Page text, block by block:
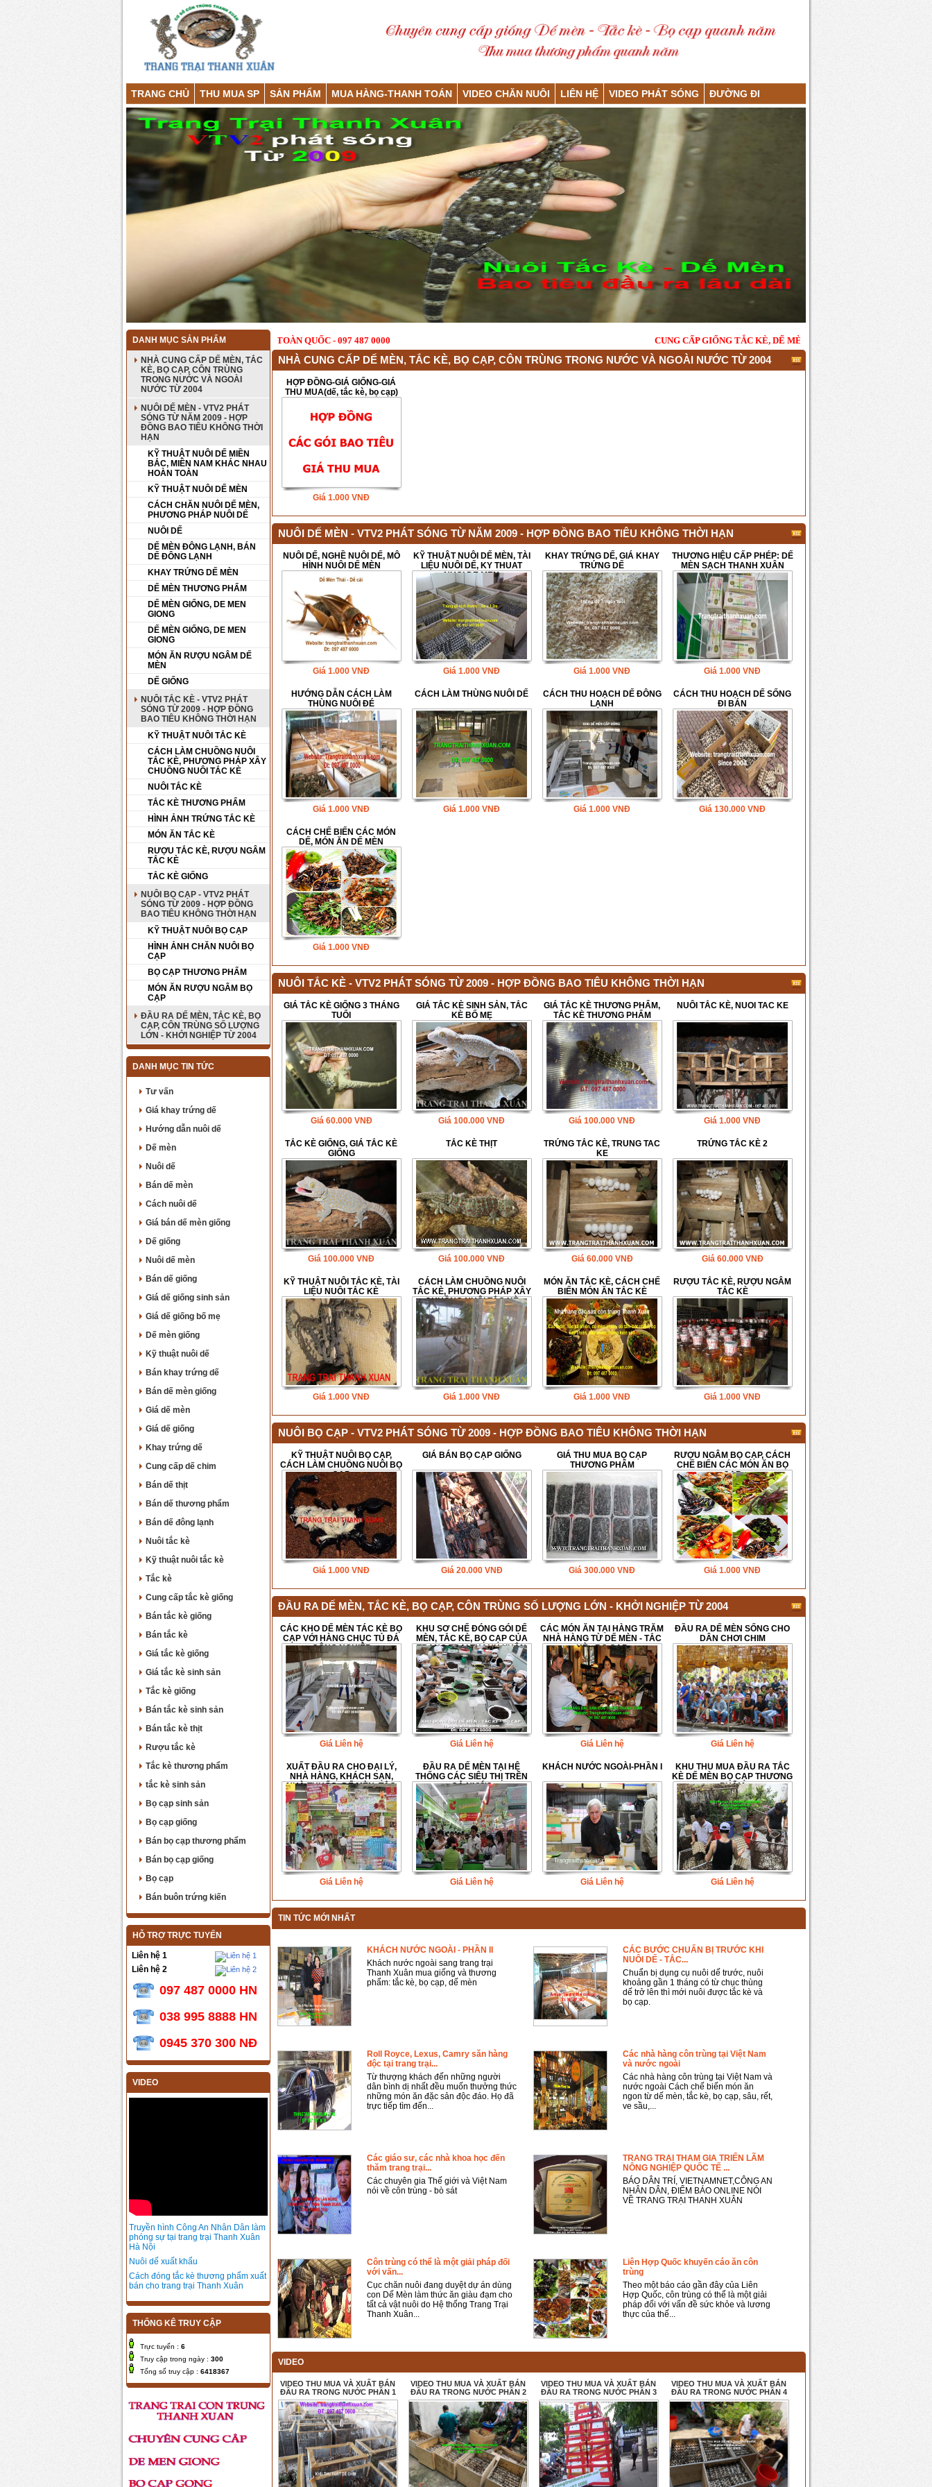
TRANG CHỦ THU MUA SP SẢN PHẨM MUA HÀNG-THANH TOÁN VIDEO CHĂN NUÔI LIÊN HỆ VIDEO PHÁT SÓNG ĐƯỜNG ĐI
DANH MỤC SẢN PHẨM
NHÀ CUNG CẤP DẾ MÈN, TẮC
KÈ, BỌ CẠP, CÔN TRÙNG
TRONG NƯỚC VÀ NGOÀI
NƯỚC TỪ 2004
NUÔI DẾ MÈN - VTV2 PHÁT
SÓNG TỪ NĂM 2009 - HỢP
ĐỒNG BAO TIÊU KHÔNG THỜI
HẠN
KỸ THUẬT NUÔI DẾ MIỀN
BẮC, MIỀN NAM KHÁC NHAU
HOÀN TOÀN
KỸ THUẬT NUÔI DẾ MÈN
CÁCH CHĂN NUÔI DẾ MÈN,
PHƯƠNG PHÁP NUÔI DẾ
NUÔI DẾ
DẾ MÈN ĐÔNG LẠNH, BÁN
DẾ ĐÔNG LẠNH
KHAY TRỨNG DẾ MÈN
DẾ MÈN THƯƠNG PHẨM
DẾ MÈN GIỐNG, DE MEN
GIONG
DẾ MÈN GIỐNG, DE MEN
GIONG
MÓN ĂN RƯỢU NGÂM DẾ
MÈN
DẾ GIỐNG
NUÔI TẮC KÈ - VTV2 PHÁT
SÓNG TỪ 2009 - HỢP ĐỒNG
BAO TIÊU KHÔNG THỜI HẠN
KỸ THUẬT NUÔI TẮC KÈ
CÁCH LÀM CHUỒNG NUÔI
TẮC KÈ, PHƯƠNG PHÁP XÂY
CHUỒNG NUÔI TẮC KÈ
NUÔI TẮC KÈ
TẮC KÈ THƯƠNG PHẨM
HÌNH ẢNH TRỨNG TẮC KÈ
MÓN ĂN TẮC KÈ
RƯỢU TẮC KÈ, RƯỢU NGÂM
TẮC KÈ
TẮC KÈ GIỐNG
NUÔI BỌ CẠP - VTV2 PHÁT
SÓNG TỪ 2009 - HỢP ĐỒNG
BAO TIÊU KHÔNG THỜI HẠN
KỸ THUẬT NUÔI BỌ CẠP
HÌNH ẢNH CHĂN NUÔI BỌ
CẠP
BỌ CẠP THƯƠNG PHẨM
MÓN ĂN RƯỢU NGÂM BỌ
CẠP
ĐẦU RA DẾ MÈN, TẮC KÈ, BỌ
CẠP, CÔN TRÙNG SỐ LƯỢNG
LỚN - KHỞI NGHIỆP TỪ 2004
DANH MỤC TIN TỨC
Tư vấn
Giá khay trứng dế
Hướng dẫn nuôi dế
Dế mèn
Nuôi dế
Bán dế mèn
Cách nuôi dế
Giá bán dế mèn giống
Dế giống
Nuôi dế mèn
Bán dế giống
Giá dế giống sinh sản
Giá dế giống bố mẹ
Dế mèn giống
Kỹ thuật nuôi dế
Bán khay trứng dế
Bán dế mèn giống
Giá dế mèn
Giá dế giống
Khay trứng dế
Cung cấp dế chim
Bán dế thịt
Bán dế thương phẩm
Bán dế đông lạnh
Nuôi tắc kè
Kỹ thuật nuôi tắc kè
Tắc kè
Cung cấp tắc kè giống
Bán tắc kè giống
Bán tắc kè
Giá tắc kè giống
Giá tắc kè sinh sản
Tắc kè giống
Bán tắc kè sinh sản
Bán tắc kè thịt
Rượu tắc kè
Tắc kè thương phẩm
tắc kè sinh sản
Bọ cạp sinh sản
Bọ cạp giống
Bán bọ cạp thương phẩm
Bán bọ cạp giống
Bọ cạp
Bán buôn trứng kiến
HỖ TRỢ TRỰC TUYẾN
Liên hệ 1
Liên hệ 2
097 487 0000 HN
038 995 8888 HN
0945 370 300 NĐ
VIDEO
Truyền hình Công An Nhân Dân làm
phóng sự tại trang trại Thanh Xuân
Hà Nội
Nuôi dế xuất khẩu
Cách đóng tắc kè thương phẩm xuất
bán cho trang trại Thanh Xuân
THỐNG KÊ TRUY CẬP
Trực tuyến : 6
Truy cập trong ngày : 300
Tổng số truy cập : 6418367
- BAO TIÊU ĐẦU RA LÂU NĂM TRÊN TOÀN QUỐC - 097 487 0000 TẮC KÈ, DẾ MÈN, BỌ CẠP - BAO TIÊU ĐẦU RA LÂU
NHÀ CUNG CẤP DẾ MÈN, TẮC KÈ, BỌ CẠP, CÔN TRÙNG TRONG NƯỚC VÀ NGOÀI NƯỚC TỪ 2004
HỢP ĐỒNG-GIÁ GIỐNG-GIÁ
THU MUA(dế, tắc kè, bọ cạp)
Giá 1.000 VNĐ
NUÔI DẾ MÈN - VTV2 PHÁT SÓNG TỪ NĂM 2009 - HỢP ĐỒNG BAO TIÊU KHÔNG THỜI HẠN
NUÔI DẾ, NGHỀ NUÔI DẾ, MÔ
HÌNH NUÔI DẾ MÈN
Giá 1.000 VNĐ
KỸ THUẬT NUÔI DẾ MÈN, TÀI
LIỆU NUÔI DẾ, KY THUAT
NUOI DE MEN
Giá 1.000 VNĐ
KHAY TRỨNG DẾ, GIÁ KHAY
TRỨNG DẾ
Giá 1.000 VNĐ
THƯƠNG HIỆU CẤP PHÉP: DẾ
MÈN SẠCH THANH XUÂN
Giá 1.000 VNĐ
HƯỚNG DẪN CÁCH LÀM
THÙNG NUÔI ĐÉ
Giá 1.000 VNĐ
CÁCH LÀM THÙNG NUÔI DẾ
Giá 1.000 VNĐ
CÁCH THU HOẠCH DẾ ĐÔNG
LẠNH
Giá 1.000 VNĐ
CÁCH THU HOẠCH DẾ SỐNG
ĐI BÁN
Giá 130.000 VNĐ
CÁCH CHẾ BIẾN CÁC MÓN
DẾ, MÓN ĂN DẾ MÈN
Giá 1.000 VNĐ
NUÔI TẮC KÈ - VTV2 PHÁT SÓNG TỪ 2009 - HỢP ĐỒNG BAO TIÊU KHÔNG THỜI HẠN
GIÁ TẮC KÈ GIỐNG 3 THÁNG
TUỔI
Giá 60.000 VNĐ
GIÁ TẮC KÈ SINH SẢN, TẮC
KÈ BỐ MẸ
Giá 100.000 VNĐ
GIÁ TẮC KÈ THƯƠNG PHẨM,
TẮC KÈ THƯƠNG PHẨM
Giá 100.000 VNĐ
NUÔI TẮC KÈ, NUOI TAC KE
Giá 1.000 VNĐ
TẮC KÈ GIỐNG, GIÁ TẮC KÈ
GIỐNG
Giá 100.000 VNĐ
TẮC KÈ THỊT
Giá 100.000 VNĐ
TRỨNG TẮC KÈ, TRUNG TAC
KE
Giá 60.000 VNĐ
TRỨNG TẮC KÈ 2
Giá 60.000 VNĐ
KỸ THUẬT NUÔI TẮC KÈ, TÀI
LIỆU NUÔI TẮC KÈ
Giá 1.000 VNĐ
CÁCH LÀM CHUỒNG NUÔI
TẮC KÈ, PHƯƠNG PHÁP XÂY
CHUỒNG NUÔI TẮC KÈ
Giá 1.000 VNĐ
MÓN ĂN TẮC KÈ, CÁCH CHẾ
BIẾN MÓN ĂN TẮC KÈ
Giá 1.000 VNĐ
RƯỢU TẮC KÈ, RƯỢU NGÂM
TẮC KÈ
Giá 1.000 VNĐ
NUÔI BỌ CẠP - VTV2 PHÁT SÓNG TỪ 2009 - HỢP ĐỒNG BAO TIÊU KHÔNG THỜI HẠN
KỸ THUẬT NUÔI BỌ CẠP,
CÁCH LÀM CHUỒNG NUÔI BỌ
CẠP
Giá 1.000 VNĐ
GIÁ BÁN BỌ CẠP GIỐNG
Giá 20.000 VNĐ
GIÁ THU MUA BỌ CẠP
THƯƠNG PHẨM
Giá 300.000 VNĐ
RƯỢU NGÂM BỌ CẠP, CÁCH
CHẾ BIẾN CÁC MÓN ĂN BỌ
CẠP
Giá 1.000 VNĐ
ĐẦU RA DẾ MÈN, TẮC KÈ, BỌ CẠP, CÔN TRÙNG SỐ LƯỢNG LỚN - KHỞI NGHIỆP TỪ 2004
CÁC KHO DẾ MÈN TÁC KÈ BỌ
CẠP VỚI HÀNG CHỤC TỦ ĐÁ
CÔNG NGHIỆP
Giá Liên hệ
KHU SƠ CHẾ ĐÓNG GÓI DẾ
MÈN, TẮC KÈ, BỌ CẠP CỦA
TRANG TRẠI THANH XUÂN
Giá Liên hệ
CÁC MÓN ĂN TẠI HÀNG TRĂM
NHÀ HÀNG TỪ DẾ MÈN - TẮC
KÈ - BỌ CẠP
Giá Liên hệ
ĐẦU RA DẾ MÈN SỐNG CHO
DÂN CHƠI CHIM
Giá Liên hệ
XUẤT ĐẦU RA CHO ĐẠI LÝ,
NHÀ HÀNG, KHÁCH SẠN,
NHÀ THUỐC: DẾ MÈN, TẮC
KÈ, BỌ CẠP
Giá Liên hệ
ĐẦU RA DẾ MÈN TẠI HỆ
THỐNG CÁC SIÊU THỊ TRÊN
CẢ NƯỚC
Giá Liên hệ
KHÁCH NƯỚC NGOÀI-PHẦN I
Giá Liên hệ
KHU THU MUA ĐẦU RA TẮC
KÈ DẾ MÈN BỌ CẠP THƯƠNG
PHẨM
Giá Liên hệ
TIN TỨC MỚI NHẤT
KHÁCH NƯỚC NGOÀI - PHẦN II
Khách nước ngoài sang trang trại
Thanh Xuân mua giống và thương
phẩm: tắc kè, bọ cạp, dế mèn
CÁC BƯỚC CHUẨN BỊ TRƯỚC KHI
NUÔI DẾ - TẮC...
Chuẩn bị dụng cụ nuôi dế trước, nuôi
khoảng gần 1 tháng có từ chục thùng
dế trở lên thì mới nuôi được tắc kè và
bọ cạp.
Roll Royce, Lexus, Camry săn hàng
độc tại trang trại...
Từ thượng khách đến những người
dân bình dị nhất đều muốn thưởng thức
những món ăn đặc sản độc đáo. Họ đã
trực tiếp tìm đến...
Các nhà hàng côn trùng tại Việt Nam
và nước ngoài
Các nhà hàng côn trùng tại Việt Nam và
nước ngoài Cách chế biến món ăn
ngon từ dế mèn, tắc kè, bọ cạp, sâu, rết,
ve sầu,...
Các giáo sư, các nhà khoa học đến
thăm trang trại...
Các chuyên gia Thế giới và Việt Nam
nói về côn trùng - bò sát
TRANG TRẠI THAM GIA TRIỂN LÃM
NÔNG NGHIỆP QUỐC TẾ ...
BÁO DÂN TRÍ, VIETNAMNET,CÔNG AN
NHÂN DÂN, ĐIỂM BÁO ONLINE NÓI
VỀ TRANG TRẠI THANH XUÂN
Côn trùng có thể là một giải pháp đối
với vấn...
Cục chăn nuôi đang duyệt dự án dùng
con Dế Mèn làm thức ăn giàu đạm cho
tất cả vật nuôi do Hệ thống Trang Trại
Thanh Xuân...
Liên Hợp Quốc khuyến cáo ăn côn
trùng
Theo một báo cáo gần đây của Liên
Hợp Quốc, côn trùng có thể là một giải
pháp đối với vấn đề sức khỏe và lương
thực của thế...
VIDEO
VIDEO THU MUA VÀ XUẤT BÁN
ĐẦU RA TRONG NƯỚC PHẦN 1
VIDEO THU MUA VÀ XUẤT BÁN
ĐẦU RA TRONG NƯỚC PHẦN 2
VIDEO THU MUA VÀ XUẤT BÁN
ĐẦU RA TRONG NƯỚC PHẦN 3
VIDEO THU MUA VÀ XUẤT BÁN
ĐẦU RA TRONG NƯỚC PHẦN 4